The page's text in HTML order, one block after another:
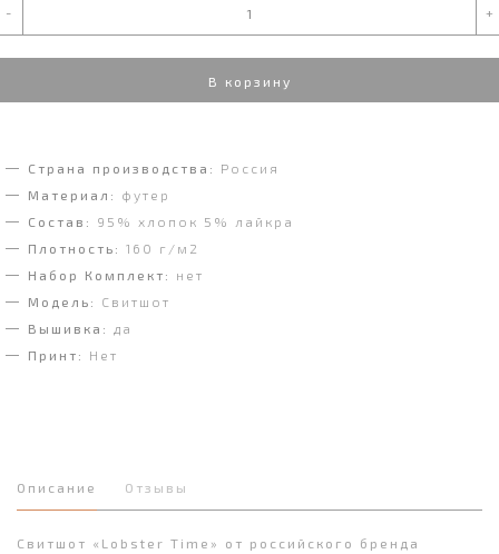
- +
В корзину
Страна производства:
Россия
Материал:
футер
Состав:
95% хлопок 5% лайкра
Плотность: 160 г/м2
Набор Комплект:
нет
Модель:
Свитшот
Вышивка:
да
Принт:
Нет
Описание Отзывы
Свитшот «Lobster Time» от российского бренда